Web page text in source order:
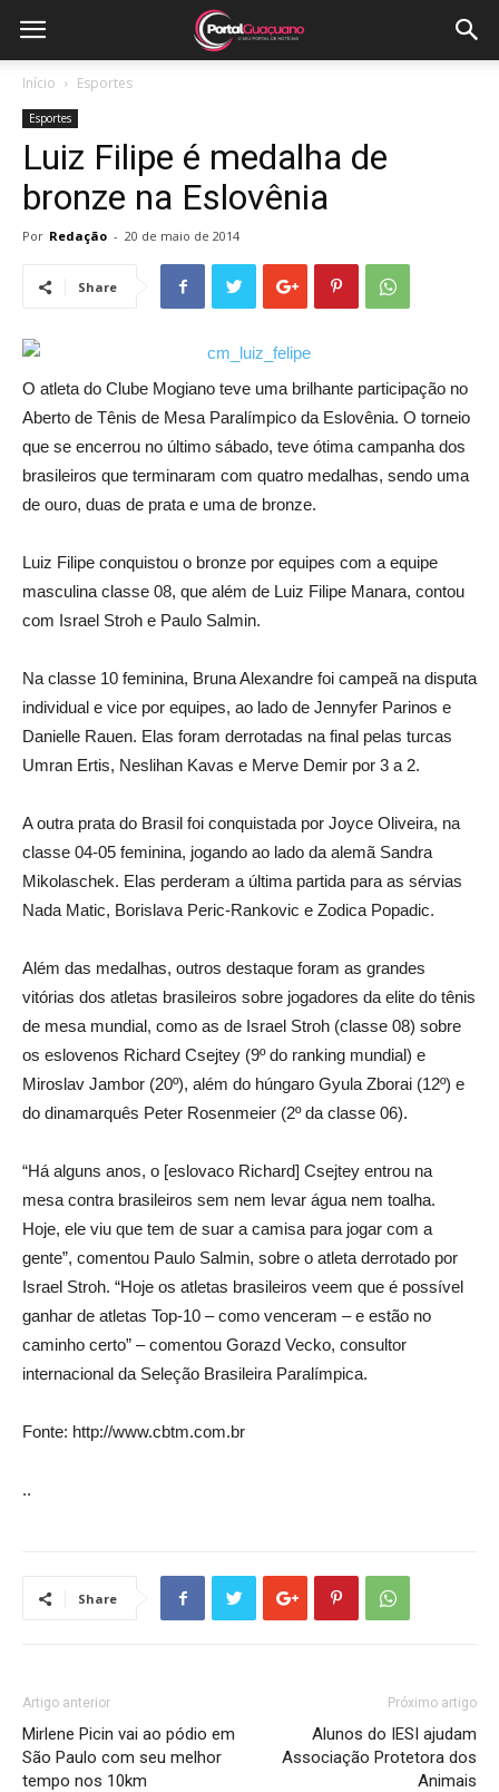
Início Esportes
Esportes
Luiz Filipe é medalha de
bronze na Eslovênia
Por Redação - 20 de maio de 2014
Share
O atleta do Clube Mogiano teve uma brilhante participação no
Aberto de Tênis de Mesa Paralímpico da Eslovênia. O torneio
que se encerrou no último sábado, teve ótima campanha dos
brasileiros que terminaram com quatro medalhas, sendo uma
de ouro, duas de prata e uma de bronze.
Luiz Filipe conquistou o bronze por equipes com a equipe
masculina classe 08, que além de Luiz Filipe Manara, contou
com Israel Stroh e Paulo Salmin.
Na classe 10 feminina, Bruna Alexandre foi campeã na disputa
individual e vice por equipes, ao lado de Jennyfer Parinos e
Danielle Rauen. Elas foram derrotadas na final pelas turcas
Umran Ertis, Neslihan Kavas e Merve Demir por 3 a 2.
A outra prata do Brasil foi conquistada por Joyce Oliveira, na
classe 04-05 feminina, jogando ao lado da alemã Sandra
Mikolaschek. Elas perderam a última partida para as sérvias
Nada Matic, Borislava Peric-Rankovic e Zodica Popadic.
Além das medalhas, outros destaque foram as grandes
vitórias dos atletas brasileiros sobre jogadores da elite do tênis
de mesa mundial, como as de Israel Stroh (classe 08) sobre
os eslovenos Richard Csejtey (9º do ranking mundial) e
Miroslav Jambor (20º), além do húngaro Gyula Zborai (12º) e
do dinamarquês Peter Rosenmeier (2º da classe 06).
“Há alguns anos, o [eslovaco Richard] Csejtey entrou na
mesa contra brasileiros sem nem levar água nem toalha.
Hoje, ele viu que tem de suar a camisa para jogar com a
gente”, comentou Paulo Salmin, sobre o atleta derrotado por
Israel Stroh. “Hoje os atletas brasileiros veem que é possível
ganhar de atletas Top-10 – como venceram – e estão no
caminho certo” – comentou Gorazd Vecko, consultor
internacional da Seleção Brasileira Paralímpica.
Fonte: http://www.cbtm.com.br
..
Share
Artigo anterior
Mirlene Picin vai ao pódio em
São Paulo com seu melhor
tempo nos 10km
Próximo artigo
Alunos do IESI ajudam
Associação Protetora dos
Animais